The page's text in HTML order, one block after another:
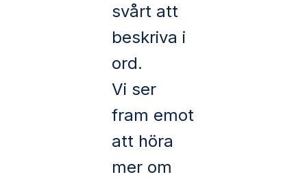
svårt att
beskriva i
ord.
Vi ser
fram emot
att höra
mer om